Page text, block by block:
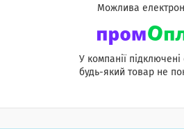
У компанії
будь-який товар не